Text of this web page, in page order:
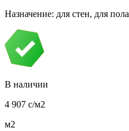
Назначение: для стен, для пола
В наличии
4 907 c/м2
м2